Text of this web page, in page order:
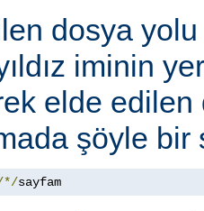
dosya yolu
iminin
elde edilen
şöyle bir
*/sayfam